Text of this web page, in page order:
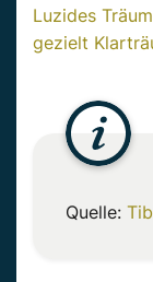
Luzides
gezielt
Quelle: